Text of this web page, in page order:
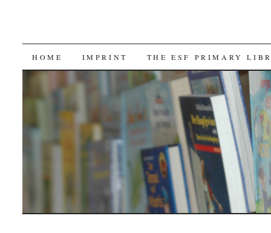
SKIP TO CONTENT
HOME IMPRINT THE ESF PRIMARY